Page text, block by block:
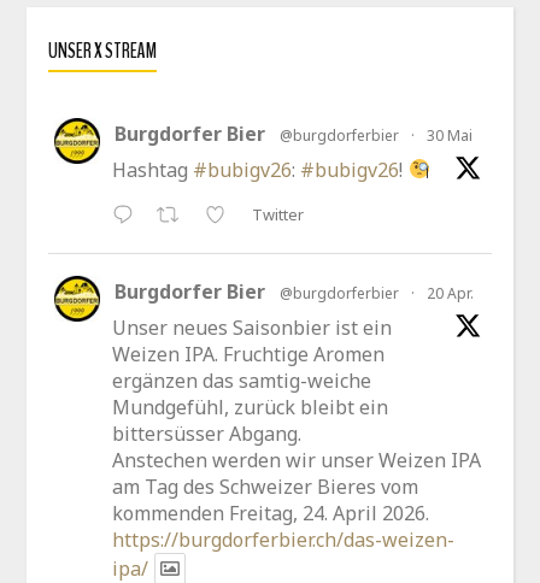
UNSER X STREAM
Burgdorfer Bier @burgdorferbier · 30 Mai
Hashtag #bubigv26: #bubigv26!
Twitter
Burgdorfer Bier @burgdorferbier · 20 Apr.
Unser neues Saisonbier ist ein
Weizen IPA. Fruchtige Aromen
ergänzen das samtig-weiche
Mundgefühl, zurück bleibt ein
bittersüsser Abgang.
Anstechen werden wir unser Weizen IPA
am Tag des Schweizer Bieres vom
kommenden Freitag, 24. April 2026.
https://burgdorferbier.ch/das-weizen-
ipa/